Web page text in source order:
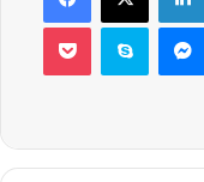
Pocket Skype